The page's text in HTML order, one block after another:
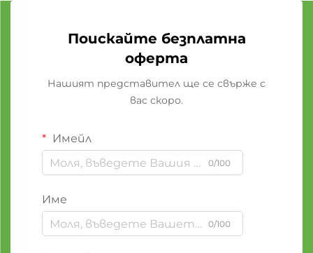
Поискайте безплатна
оферта
Нашият представител ще се свърже с
вас скоро.
Имейл
0/100
Име
0/100